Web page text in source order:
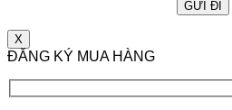
X
ĐĂNG KÝ MUA HÀNG